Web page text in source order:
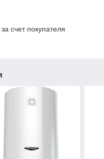
счет покупателя